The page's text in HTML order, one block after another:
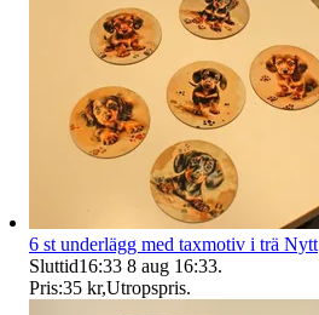
6 st underlägg med taxmotiv i trä Nytt
Sluttid16:33 8 aug 16:33.
Pris:35 kr,Utropspris.